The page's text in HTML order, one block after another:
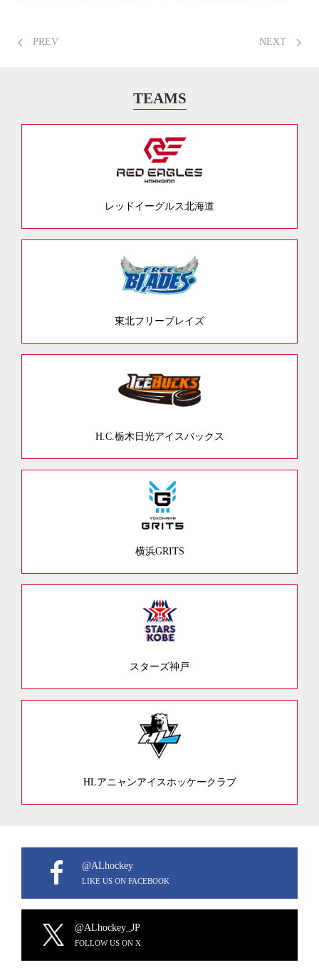
PREV NEXT
TEAMS
レッドイーグルス北海道
東北フリーブレイズ
H.C.栃木日光アイスバックス
横浜GRITS
スターズ神戸
HLアニャンアイスホッケークラブ
@ALhockey
LIKE US ON FACEBOOK
@ALhockey_JP
FOLLOW US ON X